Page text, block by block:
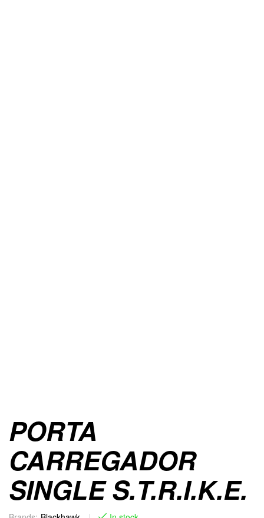
PORTA
CARREGADOR
SINGLE S.T.R.I.K.E.